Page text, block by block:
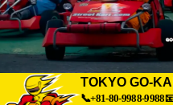
TOKYO GO-
📞+81-80-9988-9988